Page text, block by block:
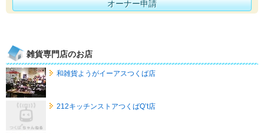
オーナー申請
雑貨専門店のお店
和雑貨ようがイーアスつくば店
212キッチンストアつくばQ’t店